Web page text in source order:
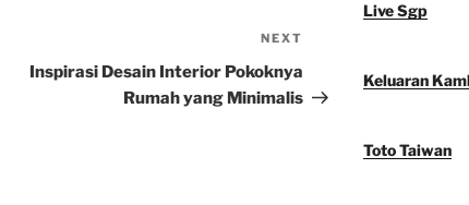
NEXT
Inspirasi Desain Interior Pokoknya
Rumah yang Minimalis
Live Sgp
Keluaran
Toto Taiwan